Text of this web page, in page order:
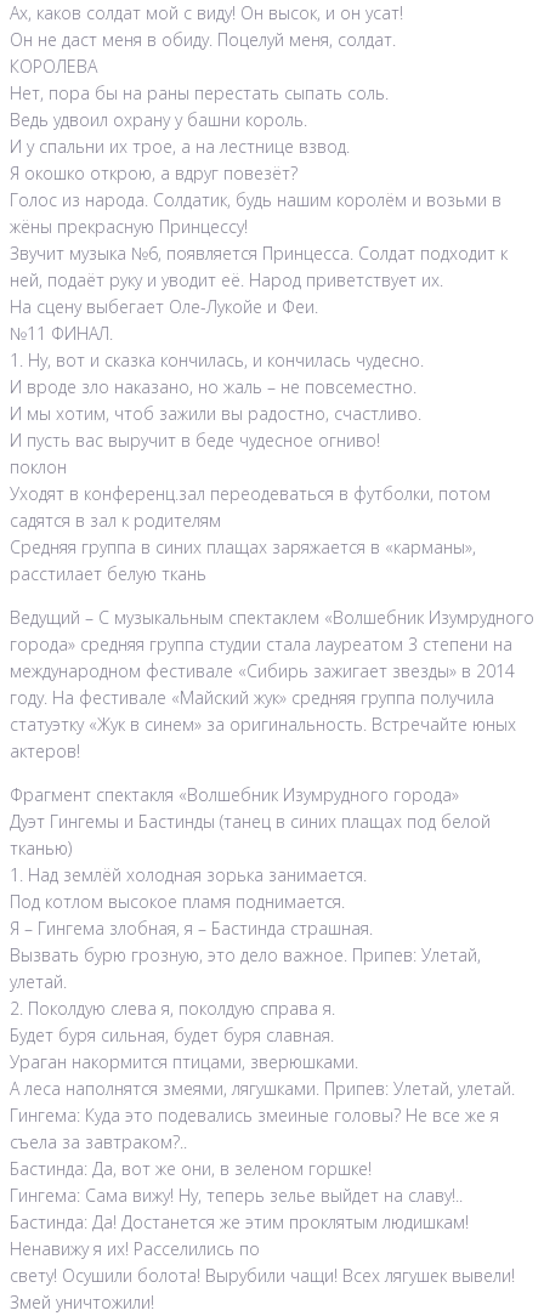
Ах, каков солдат мой с виду! Он высок, и он усат!
Он не даст меня в обиду. Поцелуй меня, солдат.
КОРОЛЕВА
Нет, пора бы на раны перестать сыпать соль.
Ведь удвоил охрану у башни король.
И у спальни их трое, а на лестнице взвод.
Я окошко открою, а вдруг повезёт?
Голос из народа. Солдатик, будь нашим королём и возьми в
жёны прекрасную Принцессу!
Звучит музыка №6, появляется Принцесса. Солдат подходит к
ней, подаёт руку и уводит её. Народ приветствует их.
На сцену выбегает Оле-Лукойе и Феи.
№11 ФИНАЛ.
1. Ну, вот и сказка кончилась, и кончилась чудесно.
И вроде зло наказано, но жаль – не повсеместно.
И мы хотим, чтоб зажили вы радостно, счастливо.
И пусть вас выручит в беде чудесное огниво!
поклон
Уходят в конференц.зал переодеваться в футболки, потом
садятся в зал к родителям
Средняя группа в синих плащах заряжается в «карманы»,
расстилает белую ткань
Ведущий – С музыкальным спектаклем «Волшебник Изумрудного
города» средняя группа студии стала лауреатом 3 степени на
международном фестивале «Сибирь зажигает звезды» в 2014
году. На фестивале «Майский жук» средняя группа получила
статуэтку «Жук в синем» за оригинальность. Встречайте юных
актеров!
Фрагмент спектакля «Волшебник Изумрудного города»
Дуэт Гингемы и Бастинды (танец в синих плащах под белой
тканью)
1. Над землёй холодная зорька занимается.
Под котлом высокое пламя поднимается.
Я – Гингема злобная, я – Бастинда страшная.
Вызвать бурю грозную, это дело важное. Припев: Улетай,
улетай.
2. Поколдую слева я, поколдую справа я.
Будет буря сильная, будет буря славная.
Ураган накормится птицами, зверюшками.
А леса наполнятся змеями, лягушками. Припев: Улетай, улетай.
Гингема: Куда это подевались змеиные головы? Не все же я
съела за завтраком?..
Бастинда: Да, вот же они, в зеленом горшке!
Гингема: Сама вижу! Ну, теперь зелье выйдет на славу!..
Бастинда: Да! Достанется же этим проклятым людишкам!
Ненавижу я их! Расселились по
свету! Осушили болота! Вырубили чащи! Всех лягушек вывели!
Змей уничтожили!